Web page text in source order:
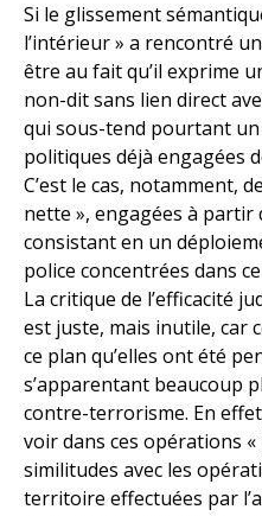
Si le glissement
l’intérieur » a rencontré
être au fait qu’il exprime
non-dit sans lien direct
qui sous-tend pourtant un
politiques déjà engagées
C’est le cas, notamment,
nette », engagées à partir
consistant en un
police concentrées dans
La critique de l’efficacité
est juste, mais inutile, car
ce plan qu’elles ont été
s’apparentant beaucoup
contre-terrorisme. En
voir dans ces opérations «
similitudes avec les
territoire effectuées par